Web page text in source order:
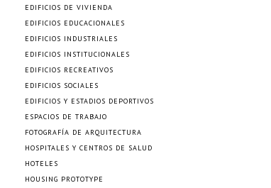
EDIFICIOS DE VIVIENDA
EDIFICIOS EDUCACIONALES
EDIFICIOS INDUSTRIALES
EDIFICIOS INSTITUCIONALES
EDIFICIOS RECREATIVOS
EDIFICIOS SOCIALES
EDIFICIOS Y ESTADIOS DEPORTIVOS
ESPACIOS DE TRABAJO
FOTOGRAFÍA DE ARQUITECTURA
HOSPITALES Y CENTROS DE SALUD
HOTELES
HOUSING PROTOTYPE